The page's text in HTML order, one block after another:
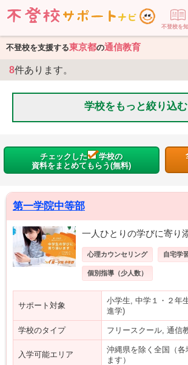
不登校を
不登校を支援する東京都の通信教育
8件あります。
学校をもっと絞り込む
チェックした
学校の
資料をまとめてもらう(無料)
第一学院中等部
一人ひとりの学びに寄り
心理カウンセリング 自宅学
個別指導（少人数）
サポート対象
小学生, 中学１・２年
進学)
学校のタイプ フリースクール, 通信
入学可能エリア
沖縄県を除く全国（各
ます）